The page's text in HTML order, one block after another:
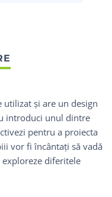
și are un design
introduci unul dintre
pentru a proiecta
vor fi încântați să vadă
diferitele